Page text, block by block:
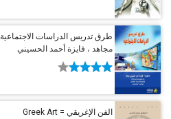
طرق تدريس الدراسات الاجتماعية
مجاهد ، فايزة أحمد الحسيني
الفن الإغريقي = Greek Art